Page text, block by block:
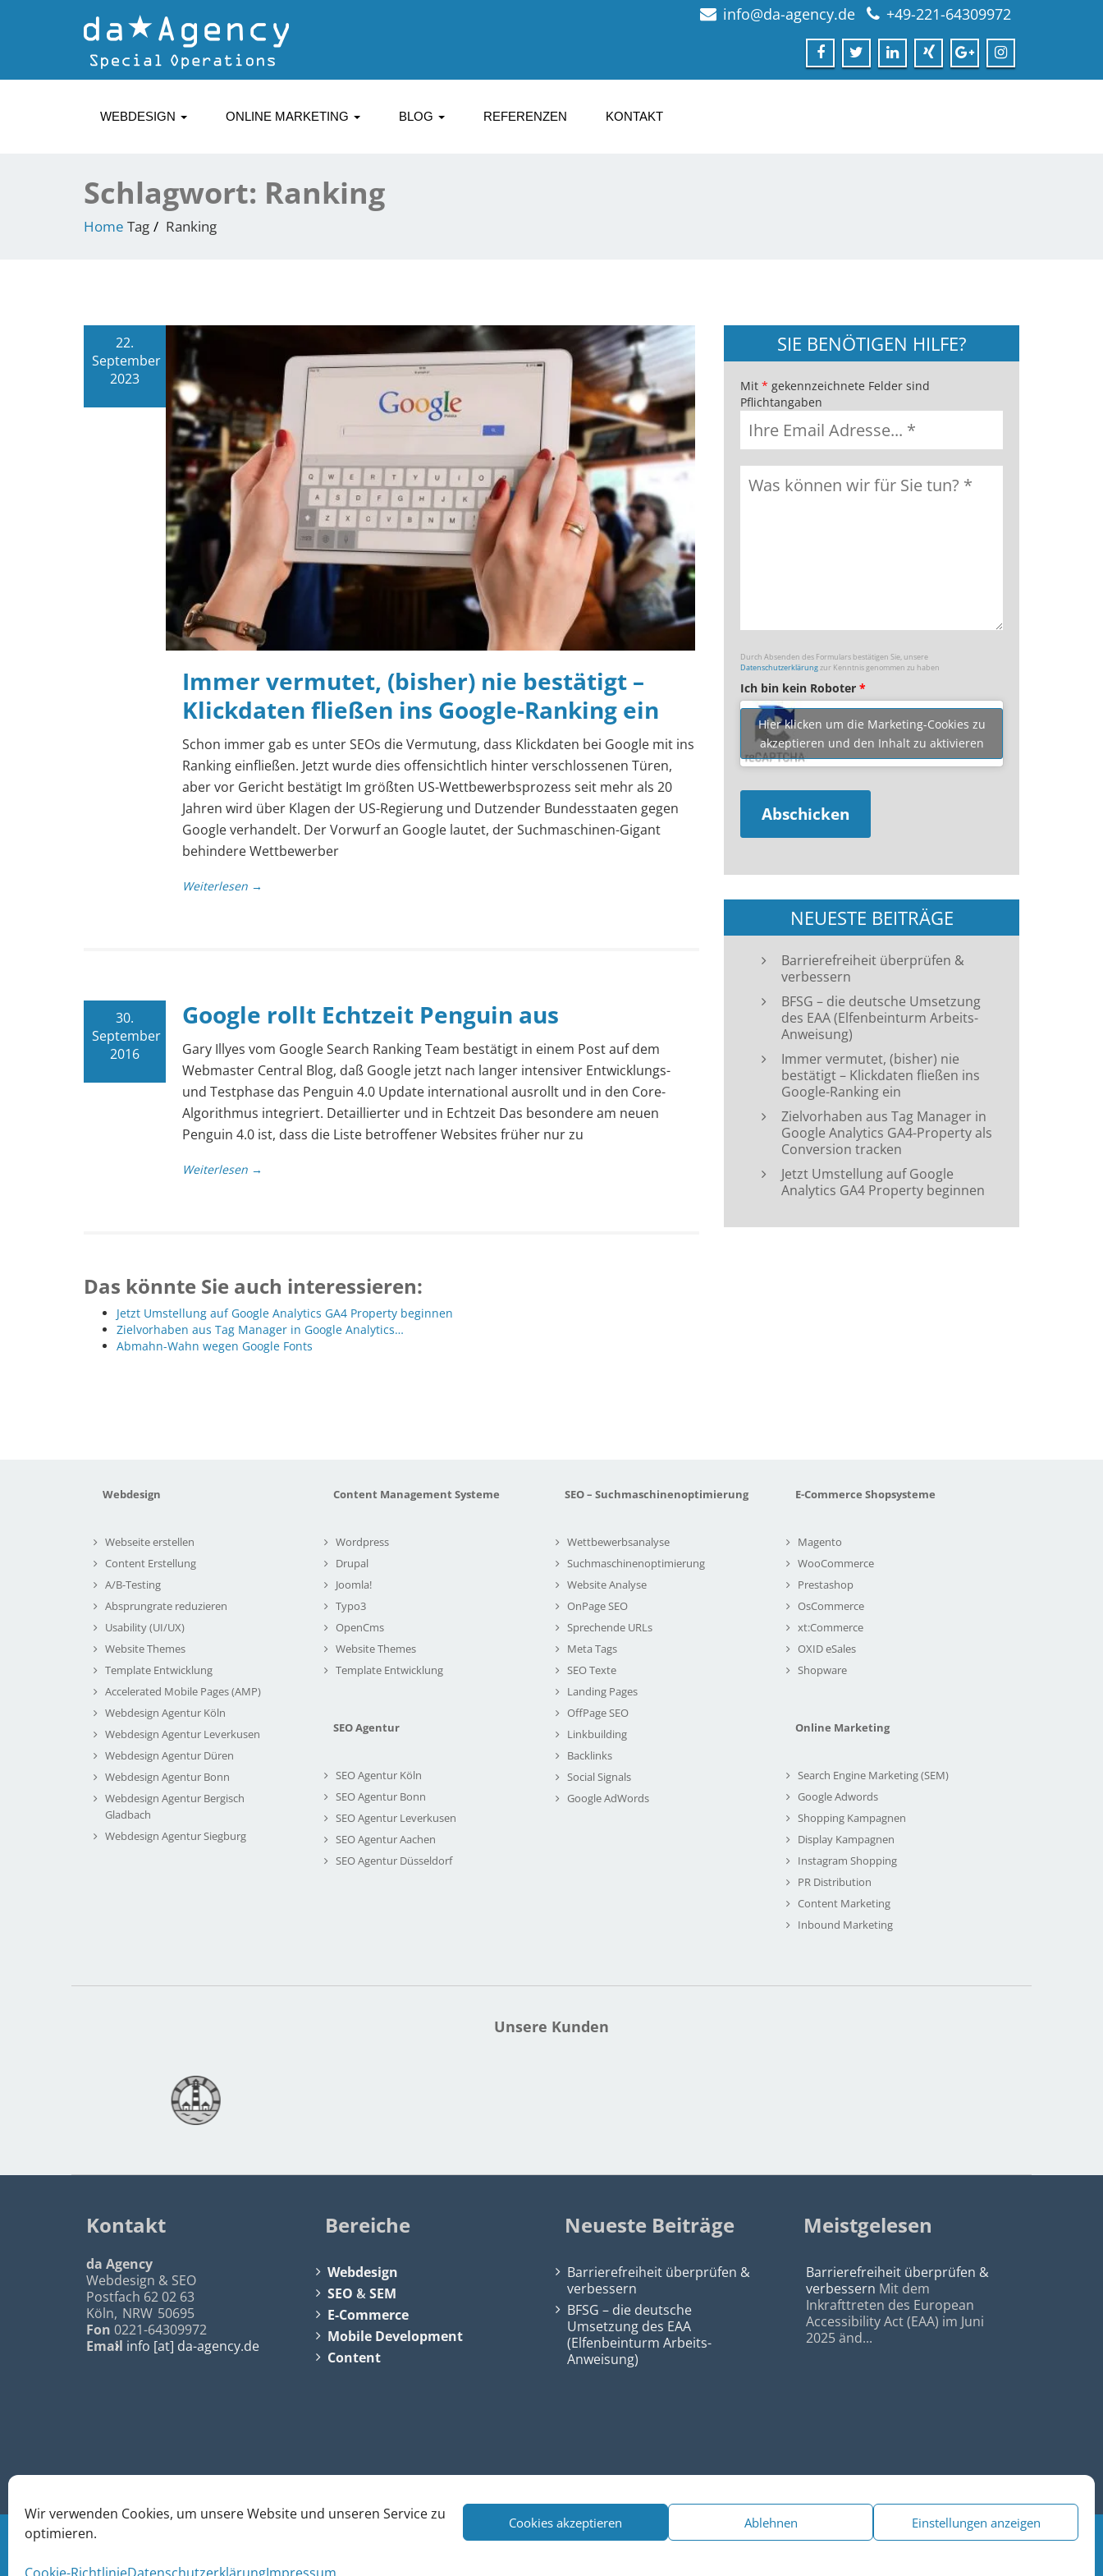
Wir verwenden Cookies, um unsere Website und unseren Service zu
optimieren.
Cookies akzeptieren Ablehnen Einstellungen anzeigen
info@da-agency.de +49-221-64309972
WEBDESIGN ONLINE MARKETING BLOG REFERENZEN KONTAKT
Schlagwort: Ranking
Home Tag Ranking
22.
September
2023
Immer vermutet, (bisher) nie bestätigt –
Klickdaten fließen ins Google-Ranking ein
Schon immer gab es unter SEOs die Vermutung, dass Klickdaten bei Google mit ins
Ranking einfließen. Jetzt wurde dies offensichtlich hinter verschlossenen Türen,
aber vor Gericht bestätigt Im größten US-Wettbewerbsprozess seit mehr als 20
Jahren wird über Klagen der US-Regierung und Dutzender Bundesstaaten gegen
Google verhandelt. Der Vorwurf an Google lautet, der Suchmaschinen-Gigant
behindere Wettbewerber
Weiterlesen →
30.
September
2016
Google rollt Echtzeit Penguin aus
Gary Illyes vom Google Search Ranking Team bestätigt in einem Post auf dem
Webmaster Central Blog, daß Google jetzt nach langer intensiver Entwicklungs-
und Testphase das Penguin 4.0 Update international ausrollt und in den Core-
Algorithmus integriert. Detaillierter und in Echtzeit Das besondere am neuen
Penguin 4.0 ist, dass die Liste betroffener Websites früher nur zu
Weiterlesen →
Das könnte Sie auch interessieren:
Jetzt Umstellung auf Google Analytics GA4 Property beginnen
Zielvorhaben aus Tag Manager in Google Analytics…
Abmahn-Wahn wegen Google Fonts
SIE BENÖTIGEN HILFE?
Mit * gekennzeichnete Felder sind
Pflichtangaben
Durch Absenden des Formulars bestätigen Sie, unsere
Datenschutzerklärungzur Kenntnis genommen zu haben
Ich bin kein Roboter *
Hier klicken um die Marketing-Cookies zu
akzeptieren und den Inhalt zu aktivieren
NEUESTE BEITRÄGE
Barrierefreiheit überprüfen &
verbessern
BFSG – die deutsche Umsetzung
des EAA (Elfenbeinturm Arbeits-
Anweisung)
Immer vermutet, (bisher) nie
bestätigt – Klickdaten fließen ins
Google-Ranking ein
Zielvorhaben aus Tag Manager in
Google Analytics GA4-Property als
Conversion tracken
Jetzt Umstellung auf Google
Analytics GA4 Property beginnen
Webdesign
Webseite erstellen
Content Erstellung
A/B-Testing
Absprungrate reduzieren
Usability (UI/UX)
Website Themes
Template Entwicklung
Accelerated Mobile Pages (AMP)
Webdesign Agentur Köln
Webdesign Agentur Leverkusen
Webdesign Agentur Düren
Webdesign Agentur Bonn
Webdesign Agentur Bergisch
Gladbach
Webdesign Agentur Siegburg
Content Management Systeme
Wordpress
Drupal
Joomla!
Typo3
OpenCms
Website Themes
Template Entwicklung
SEO Agentur
SEO Agentur Köln
SEO Agentur Bonn
SEO Agentur Leverkusen
SEO Agentur Aachen
SEO Agentur Düsseldorf
SEO – Suchmaschinenoptimierung
Wettbewerbsanalyse
Suchmaschinenoptimierung
Website Analyse
OnPage SEO
Sprechende URLs
Meta Tags
SEO Texte
Landing Pages
OffPage SEO
Linkbuilding
Backlinks
Social Signals
Google AdWords
E-Commerce Shopsysteme
Magento
WooCommerce
Prestashop
OsCommerce
xt:Commerce
OXID eSales
Shopware
Online Marketing
Search Engine Marketing (SEM)
Google Adwords
Shopping Kampagnen
Display Kampagnen
Instagram Shopping
PR Distribution
Content Marketing
Inbound Marketing
Unsere Kunden
Kontakt
da Agency
Webdesign & SEO
Postfach 62 02 63
Köln, NRW 50695
Fon 0221-64309972
Email info [at] da-agency.de
Bereiche
Webdesign
SEO &SEM
E-Commerce
Mobile Development
Content
Neueste Beiträge
Barrierefreiheit überprüfen &
verbessern
BFSG – die deutsche
Umsetzung des EAA
(Elfenbeinturm Arbeits-
Anweisung)
Meistgelesen
Barrierefreiheit überprüfen &
verbessern Mit dem
Inkrafttreten des European
Accessibility Act (EAA) im Juni
2025 änd...
© 2026 Webdesign Köln|SEO Köln|Sitemap|Impressum|Datenschutz